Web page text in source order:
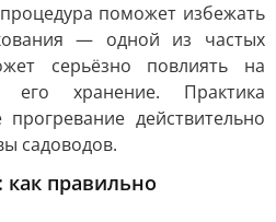
поможет избежать
— одной из частых
серьёзно повлиять на
хранение. Практика
действительно
садоводов.
правильно